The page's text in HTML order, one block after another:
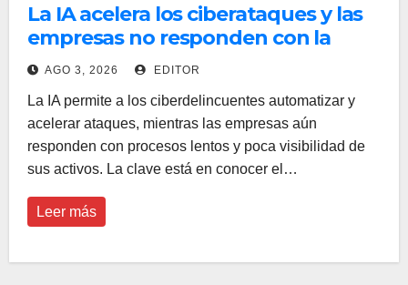
La IA acelera los ciberataques y las
empresas no responden con la
misma rapidez
AGO 3, 2026 EDITOR
La IA permite a los ciberdelincuentes automatizar y
acelerar ataques, mientras las empresas aún
responden con procesos lentos y poca visibilidad de
sus activos. La clave está en conocer el…
Leer más